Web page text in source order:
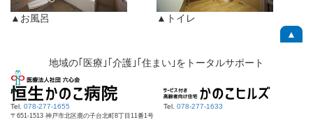
▲お風呂
▲トイレ
▲
地域の｢医療｣｢介護｣｢住まい｣をトータルサポート
Tel. 078-277-1655 Tel. 078-277-1633
〒651-1513 神戸市北区鹿の子台北町8丁目11番1号